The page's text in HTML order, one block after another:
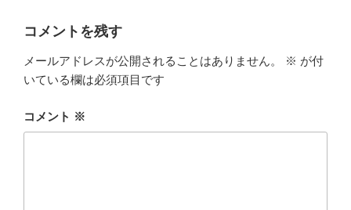
コメントを残す
メールアドレスが公開されることはありません。 ※ が付
いている欄は必須項目です
コメント ※